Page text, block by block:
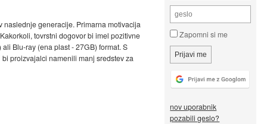
Zapomni si me
nov uporabnik
pozabili geslo?
generacije. Primarna motivacija
tovrstni dogovor bi imel pozitivne
Blu-ray (ena plast - 27GB) format. S
proizvajalci namenili manj sredstev za